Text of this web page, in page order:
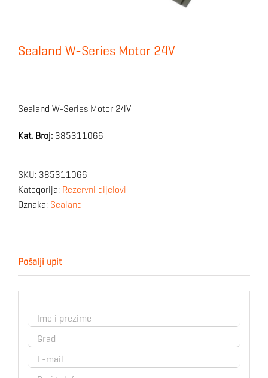
Sealand W-Series Motor 24V
Sealand W-Series Motor 24V
Kat. Broj: 385311066
SKU: 385311066
Kategorija: Rezervni dijelovi
Oznaka: Sealand
Pošalji upit